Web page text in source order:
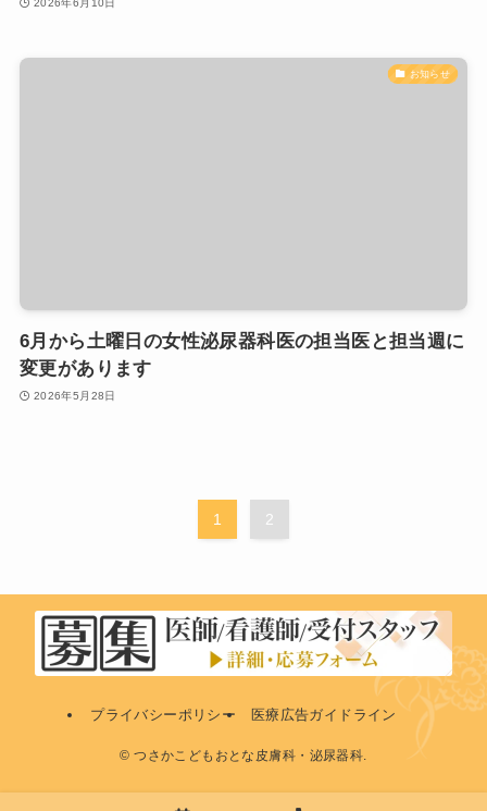
2026年6月10日
お知らせ
6月から土曜日の女性泌尿器科医の担当医と担当週に
変更があります
2026年5月28日
1 2
プライバシーポリシー 医療広告ガイドライン
© つさかこどもおとな皮膚科・泌尿器科.